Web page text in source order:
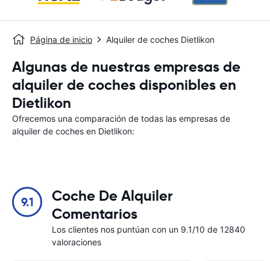
Página de inicio Alquiler de coches Dietlikon
Algunas de nuestras empresas de
alquiler de coches disponibles en
Dietlikon
Ofrecemos una comparación de todas las empresas de
alquiler de coches en Dietlikon:
9.1
Coche De Alquiler
Comentarios
Los clientes nos puntúan con un 9.1/10 de 12840
valoraciones